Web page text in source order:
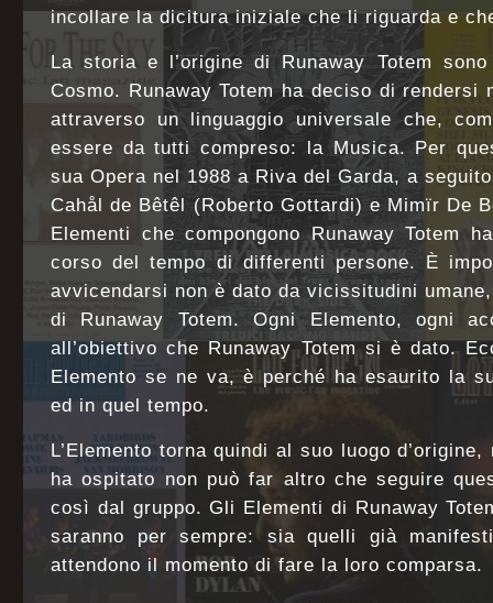
incollare la dicitura iniziale che li riguarda e
La storia e l’origine di Runaway Totem
Cosmo. Runaway Totem ha deciso di rendersi
attraverso un linguaggio universale che,
essere da tutti compreso: la Musica. Per
sua Opera nel 1988 a Riva del Garda, a
Cahål de Bêtêl (Roberto Gottardi) e Mimïr De
Elementi che compongono Runaway Totem
corso del tempo di differenti persone. È
avvicendarsi non è dato da vicissitudini
di Runaway Totem. Ogni Elemento, ogni
all’obiettivo che Runaway Totem si è dato.
Elemento se ne va, è perché ha esaurito la
ed in quel tempo.
L’Elemento torna quindi al suo luogo
ha ospitato non può far altro che seguire
così dal gruppo. Gli Elementi di Runaway
saranno per sempre: sia quelli già
attendono il momento di fare la loro comparsa.